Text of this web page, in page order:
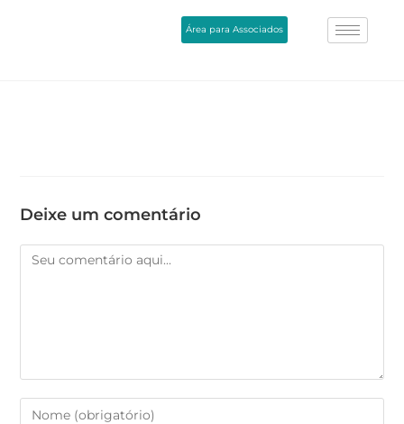
Área para Associados
Deixe um comentário